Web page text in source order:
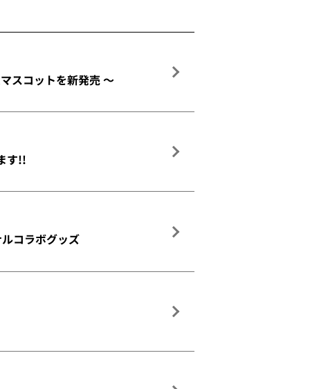
スコットを新発売 ～
す!!
コラボグッズ